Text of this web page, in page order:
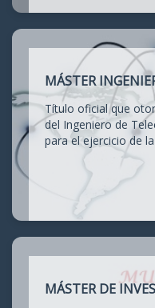
MÁSTER
Título oficial que
del Ingeniero de
para el ejercicio de
MÁSTER DE